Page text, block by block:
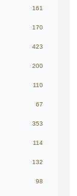
161
170
423
200
110
67
353
114
132
98